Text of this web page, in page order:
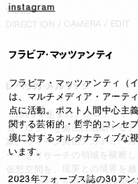
instagram
フラビア・マッツァンティ
フラビア・マッツァンティ（
は、マルチメディア・アーテ
点に活動。ポスト人間中心主
関する芸術的・哲学的コンセ
境に対するオルタナティブな
います。
2023年フォーブス誌の30ア
VIDEO
DIRECTION / CAMERA / EDIT
VIDEO
DIRECTION / CAMERA / EDIT
レベッカ・メルリック
（1989年生まれ／クロアチア
ヨーロッパを拠点に活動する
家。ウィーン美術アカデミー
ートとリサーチの領域を横断
仮想空間を、現実との境界を